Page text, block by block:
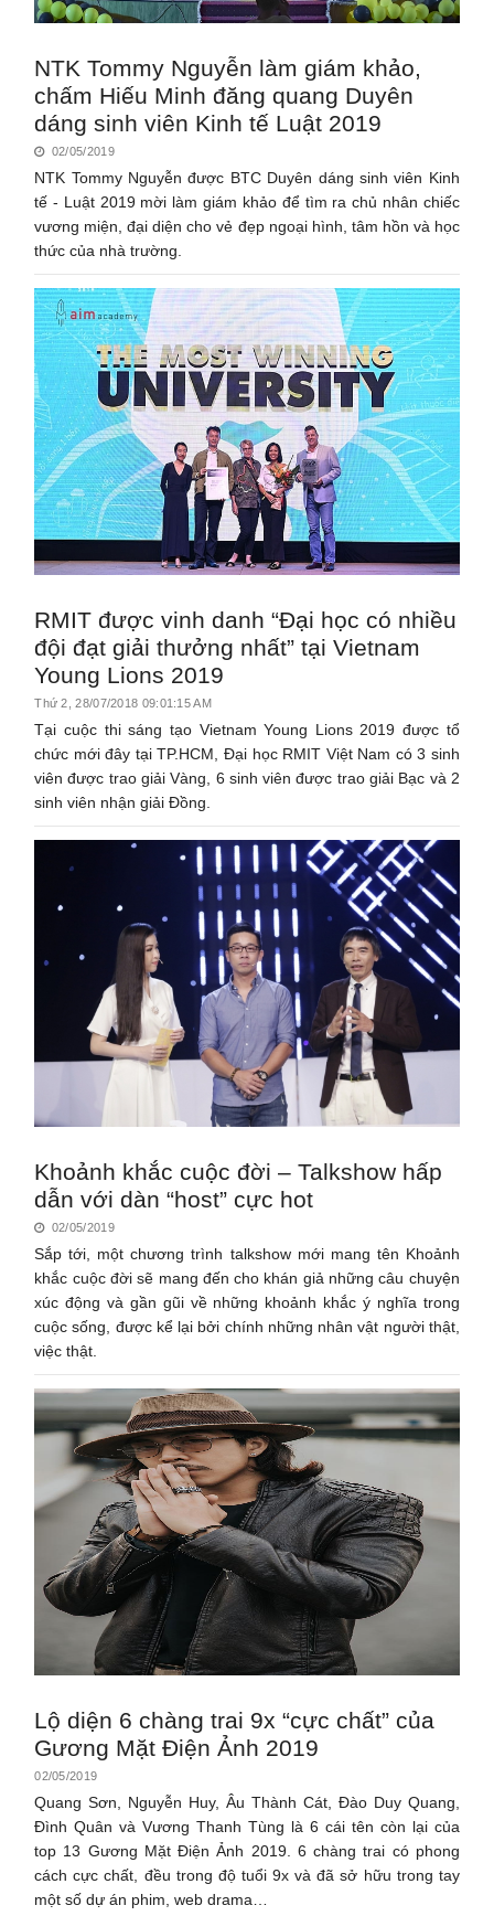
NTK Tommy Nguyễn làm giám khảo,
chấm Hiếu Minh đăng quang Duyên
dáng sinh viên Kinh tế Luật 2019
02/05/2019
NTK Tommy Nguyễn được BTC Duyên dáng sinh viên Kinh
tế - Luật 2019 mời làm giám khảo để tìm ra chủ nhân chiếc
vương miện, đại diện cho vẻ đẹp ngoại hình, tâm hồn và học
thức của nhà trường.
RMIT được vinh danh “Đại học có nhiều
đội đạt giải thưởng nhất” tại Vietnam
Young Lions 2019
Thứ 2, 28/07/2018 09:01:15 AM
Tại cuộc thi sáng tạo Vietnam Young Lions 2019 được tổ
chức mới đây tại TP.HCM, Đại học RMIT Việt Nam có 3 sinh
viên được trao giải Vàng, 6 sinh viên được trao giải Bạc và 2
sinh viên nhận giải Đồng.
Khoảnh khắc cuộc đời – Talkshow hấp
dẫn với dàn “host” cực hot
02/05/2019
Sắp tới, một chương trình talkshow mới mang tên Khoảnh
khắc cuộc đời sẽ mang đến cho khán giả những câu chuyện
xúc động và gần gũi về những khoảnh khắc ý nghĩa trong
cuộc sống, được kể lại bởi chính những nhân vật người thật,
việc thật.
Lộ diện 6 chàng trai 9x “cực chất” của
Gương Mặt Điện Ảnh 2019
02/05/2019
Quang Sơn, Nguyễn Huy, Âu Thành Cát, Đào Duy Quang,
Đình Quân và Vương Thanh Tùng là 6 cái tên còn lại của
top 13 Gương Mặt Điện Ảnh 2019. 6 chàng trai có phong
cách cực chất, đều trong độ tuổi 9x và đã sở hữu trong tay
một số dự án phim, web drama…